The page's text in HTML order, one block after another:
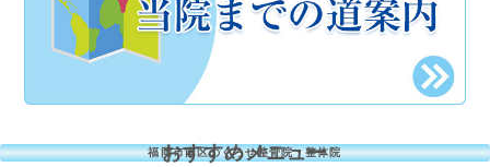
福岡市南区のくろせ整骨院・整体院
おすすめメニュー